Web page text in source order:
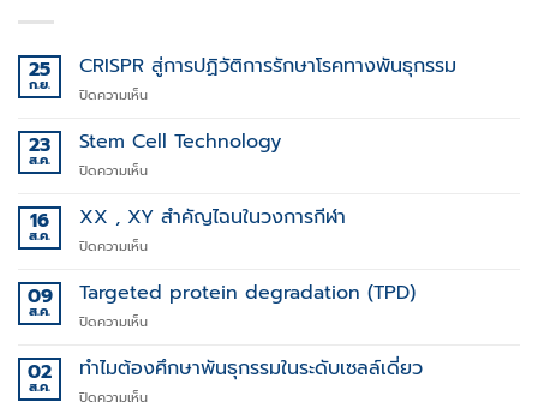
25
ก.ย.
CRISPR สู่การปฏิวัติการรักษาโรคทางพันธุกรรม
ปิดความเห็นบน
สู่
ปฏิวัติ
รักษา
ทาง
23
ส.ค.
Stem Cell Technology
ปิดความเห็นบน
Cell
Technology
16
ส.ค.
XX , XY สำคัญไฉนในวงการกีฬา
ปิดความเห็นบน
,
สำคัญ
ใน
กีฬา
09
ส.ค.
Targeted protein degradation (TPD)
ปิดความเห็นบน
protein
(TPD)
02
ส.ค.
ทำไมต้องศึกษาพันธุกรรมในระดับเซลล์เดี่ยว
ปิดความเห็นบน